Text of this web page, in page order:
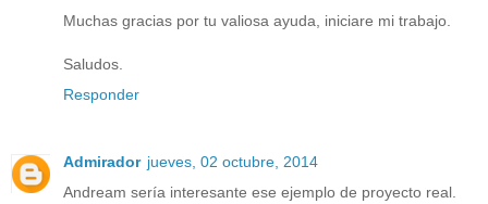
Muchas gracias por tu valiosa ayuda, iniciare mi trabajo.
Saludos.
Responder
Admirador jueves, 02 octubre, 2014
Andream sería interesante ese ejemplo de proyecto real.